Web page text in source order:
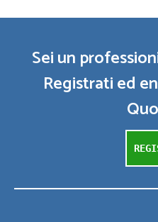
Sei un
Registrati ed